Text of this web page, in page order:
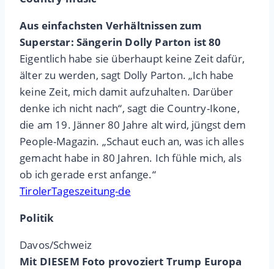
Aus einfachsten Verhältnissen zum
Superstar: Sängerin Dolly Parton ist 80
Eigentlich habe sie überhaupt keine Zeit dafür,
älter zu werden, sagt Dolly Parton. „Ich habe
keine Zeit, mich damit aufzuhalten. Darüber
denke ich nicht nach“, sagt die Country-Ikone,
die am 19. Jänner 80 Jahre alt wird, jüngst dem
People-Magazin. „Schaut euch an, was ich alles
gemacht habe in 80 Jahren. Ich fühle mich, als
ob ich gerade erst anfange.“
TirolerTageszeitung-de
Politik
Davos/Schweiz
Mit DIESEM Foto provoziert Trump Europa